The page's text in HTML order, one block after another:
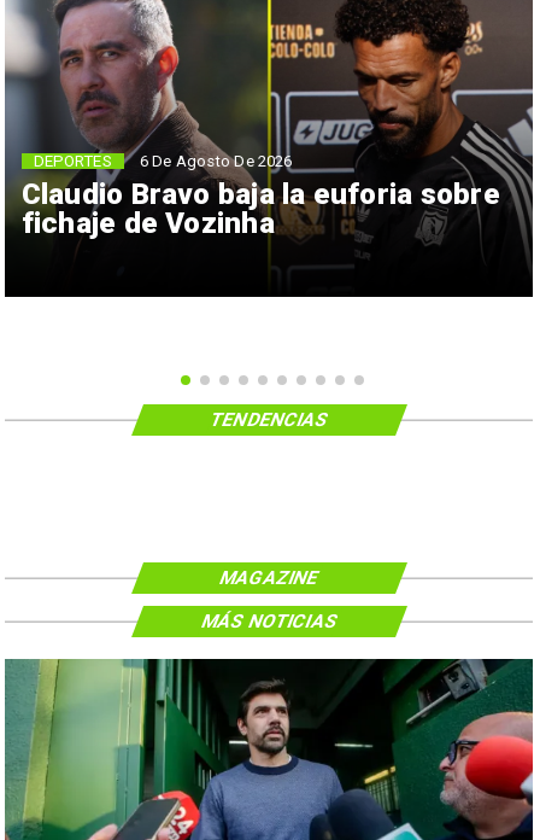
Claudio Bravo baja la euforia sobre
fichaje de Vozinha
DEPORTES 6 De Agosto De 2026
TENDENCIAS
MAGAZINE
MÁS NOTICIAS